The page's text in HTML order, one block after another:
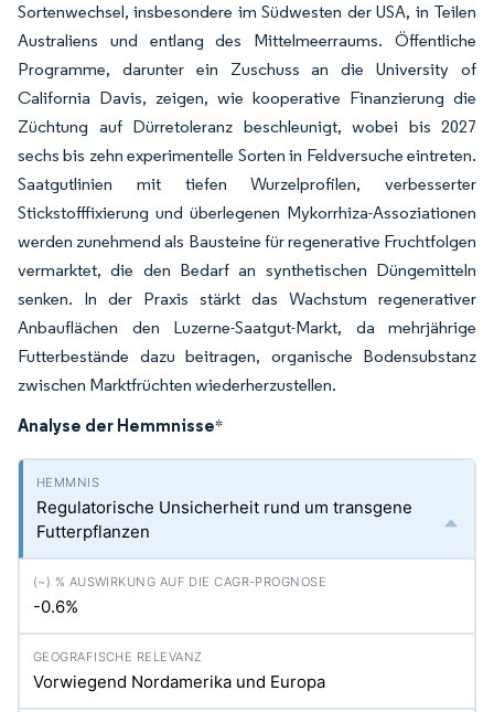
Sortenwechsel, insbesondere im Südwesten der USA, in Teilen
Australiens und entlang des Mittelmeerraums. Öffentliche
Programme, darunter ein Zuschuss an die University of
California Davis, zeigen, wie kooperative Finanzierung die
Züchtung auf Dürretoleranz beschleunigt, wobei bis 2027
sechs bis zehn experimentelle Sorten in Feldversuche eintreten.
Saatgutlinien mit tiefen Wurzelprofilen, verbesserter
Stickstofffixierung und überlegenen Mykorrhiza-Assoziationen
werden zunehmend als Bausteine für regenerative Fruchtfolgen
vermarktet, die den Bedarf an synthetischen Düngemitteln
senken. In der Praxis stärkt das Wachstum regenerativer
Anbauflächen den Luzerne-Saatgut-Markt, da mehrjährige
Futterbestände dazu beitragen, organische Bodensubstanz
zwischen Marktfrüchten wiederherzustellen.
Analyse der Hemmnisse*
Regulatorische Unsicherheit rund um transgene
Futterpflanzen
-0.6%
Vorwiegend Nordamerika und Europa